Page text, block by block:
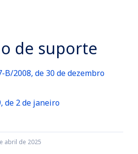
da Pessoa Coletiva (NIPC)
a qual pediu o cartão e o
de suporte
B/2008, de 30 de dezembro
de 2 de janeiro
abril de 2025